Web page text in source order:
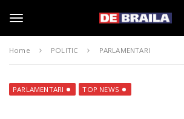
i
a
Home POLITIC PARLAMENTARI
PARLAMENTARI TOP NEWS